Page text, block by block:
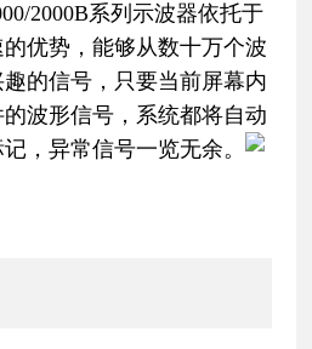
2000B系列示波器依托于
优势，能够从数十万个波
的信号，只要当前屏幕内
波形信号，系统都将自动
，异常信号一览无余。